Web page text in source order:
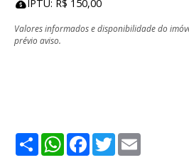
IPTU: R$ 150,00
Valores informados e disponibilidade do
prévio aviso.
ShareWhatsApp
Facebook
Twitter